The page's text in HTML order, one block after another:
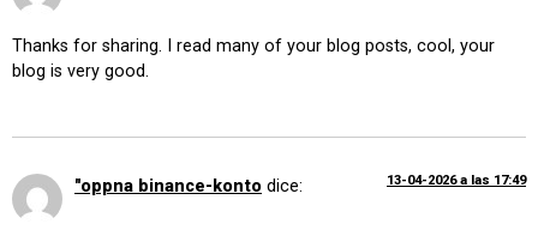
Thanks for sharing. I read many of your blog posts, cool, your
blog is very good.
"oppna binance-konto dice: 13-04-2026 a las 17:49